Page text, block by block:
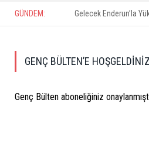
GÜNDEM: Gelecek Enderun’la
GENÇ BÜLTEN’E
Genç Bülten aboneliğiniz